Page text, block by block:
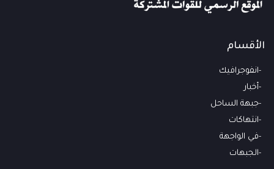
الأقسام
انفوجرافيك
أخبار
جبهة الساحل
انتهاكات
في الواجهة
الجبهات